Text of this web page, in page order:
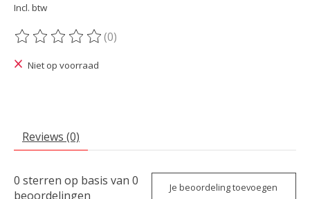
Incl. btw
De beoordeling van dit product is
(0)
Niet op voorraad
Reviews (0)
0 sterren op basis van 0
beoordelingen
Je beoordeling toevoegen